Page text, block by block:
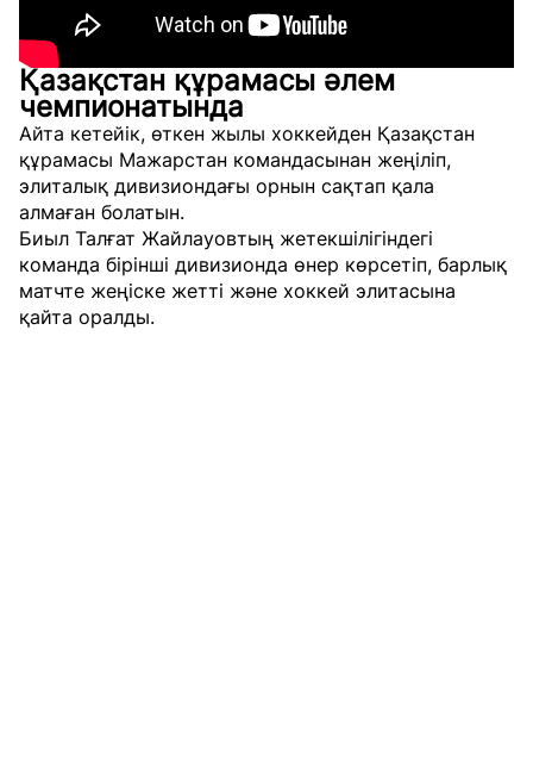
Қазақстан құрамасы әлем
чемпионатында
Айта кетейік, өткен жылы хоккейден Қазақстан
құрамасы Мажарстан командасынан жеңіліп,
элиталық дивизиондағы орнын сақтап қала
алмаған болатын.
Биыл Талғат Жайлауовтың жетекшілігіндегі
команда бірінші дивизионда өнер көрсетіп, барлық
матчте жеңіске жетті және хоккей элитасына
қайта оралды.